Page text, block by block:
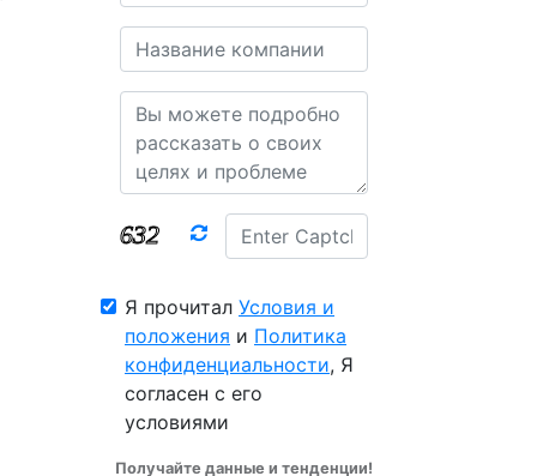
Я прочитал Условия и
положения и Политика
конфиденциальности, Я
согласен с его
условиями
Получайте данные и тенденции!